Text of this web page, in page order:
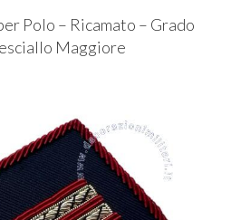
Polo – Ricamato – Grado
Maggiore